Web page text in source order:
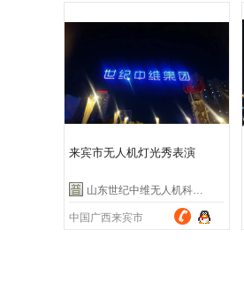
来宾市无人机灯光秀表演
山东世纪中维无人机科技有限公司
中国广西来宾市